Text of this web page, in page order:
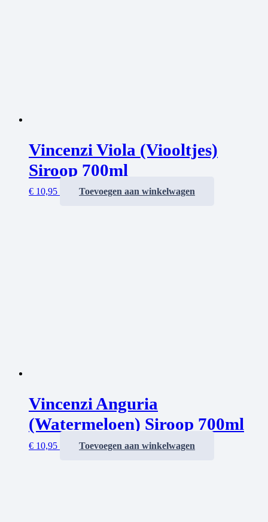
Vincenzi Viola (Viooltjes)
Siroop 700ml
€ 10,95 Toevoegen aan winkelwagen
Vincenzi Anguria
(Watermeloen) Siroop 700ml
€ 10,95 Toevoegen aan winkelwagen